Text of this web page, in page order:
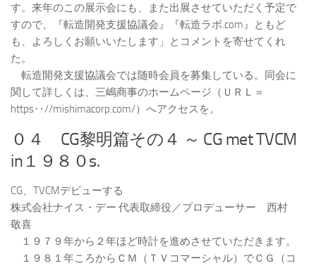
す。来年のこの展示会にも、また出展させていただく予定で
すので、『転造開発支援協議会』『転造ラボ.com』ともど
も、よろしくお願いいたします」とコメントを寄せてくれ
た。
転造開発支援協議会では随時会員を募集している。同会に
関して詳しくは、三嶋商事のホームページ（ＵＲＬ＝
https‥//mishimacorp.com/）へアクセスを。
０４ CG黎明篇その４ ～ CG met TVCM
in１９８０s.
CG、TVCMデビューする
株式会社ナイス・デー 代表取締役／プロデューサー 西村
敬喜
１９７９年から２年ほど時計を進めさせていただきます。
１９８１年ころからＣＭ（ＴＶコマーシャル）でＣＧ（コ